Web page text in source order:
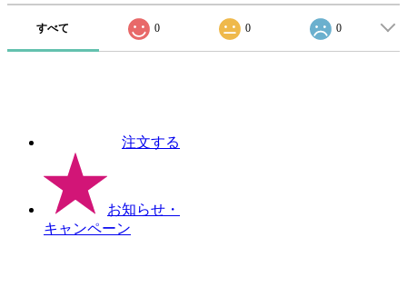
すべて 0 0 0
注文する
お知らせ ・
キャンペーン